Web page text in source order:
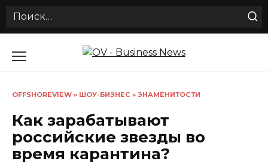
Search
OFFSHOREVIEW » ШОУ-БИЗНЕС » ЗНАМЕНИТОСТИ
Как зарабатывают
российские звезды во
время карантина?